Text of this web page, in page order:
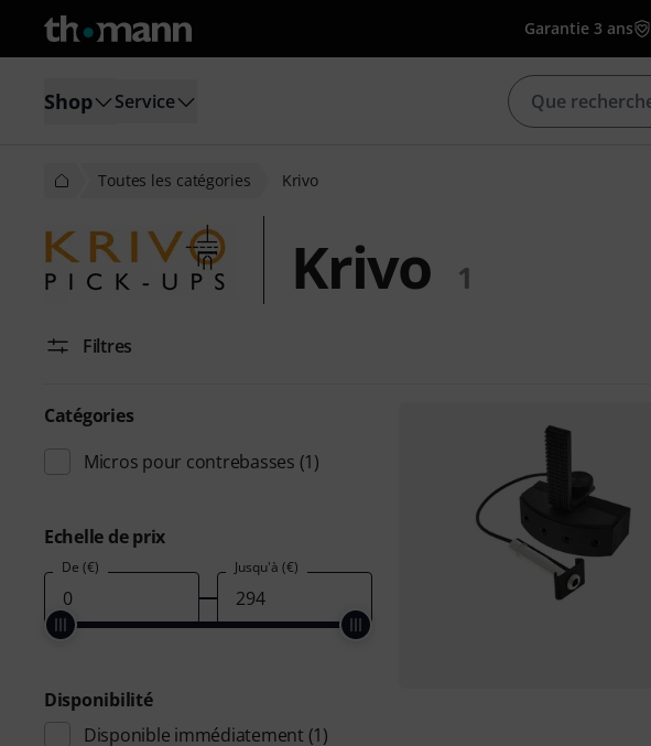
Garantie 3 ans
Shop Service
Toutes les catégories Krivo
Krivo 1
Filtres
Catégories
Micros pour contrebasses (1)
Echelle de prix
De (€) Jusqu'à (€)
Disponibilité
Disponible immédiatement (1)